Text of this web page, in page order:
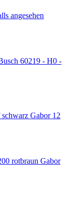
angesehen
60219 - H0 -
Gabor 12
Gabor